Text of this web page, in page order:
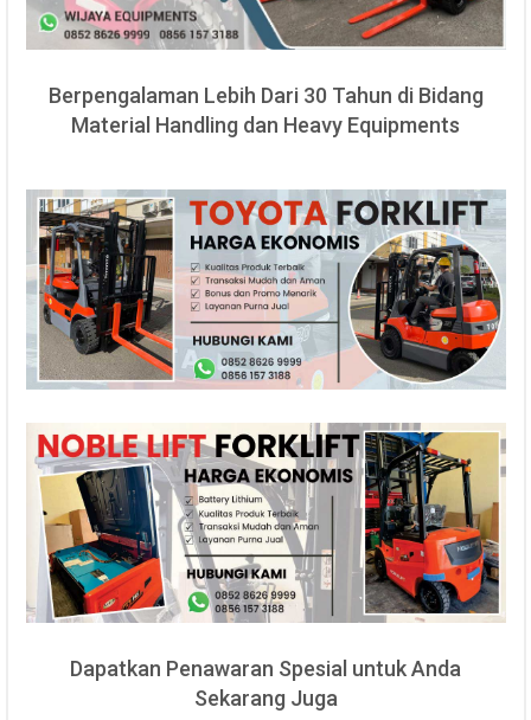
Berpengalaman Lebih Dari 30 Tahun di Bidang
Material Handling dan Heavy Equipments
Dapatkan Penawaran Spesial untuk Anda
Sekarang Juga